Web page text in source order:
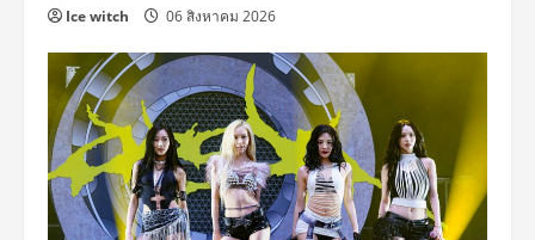
Ice witch 06 สิงหาคม 2026